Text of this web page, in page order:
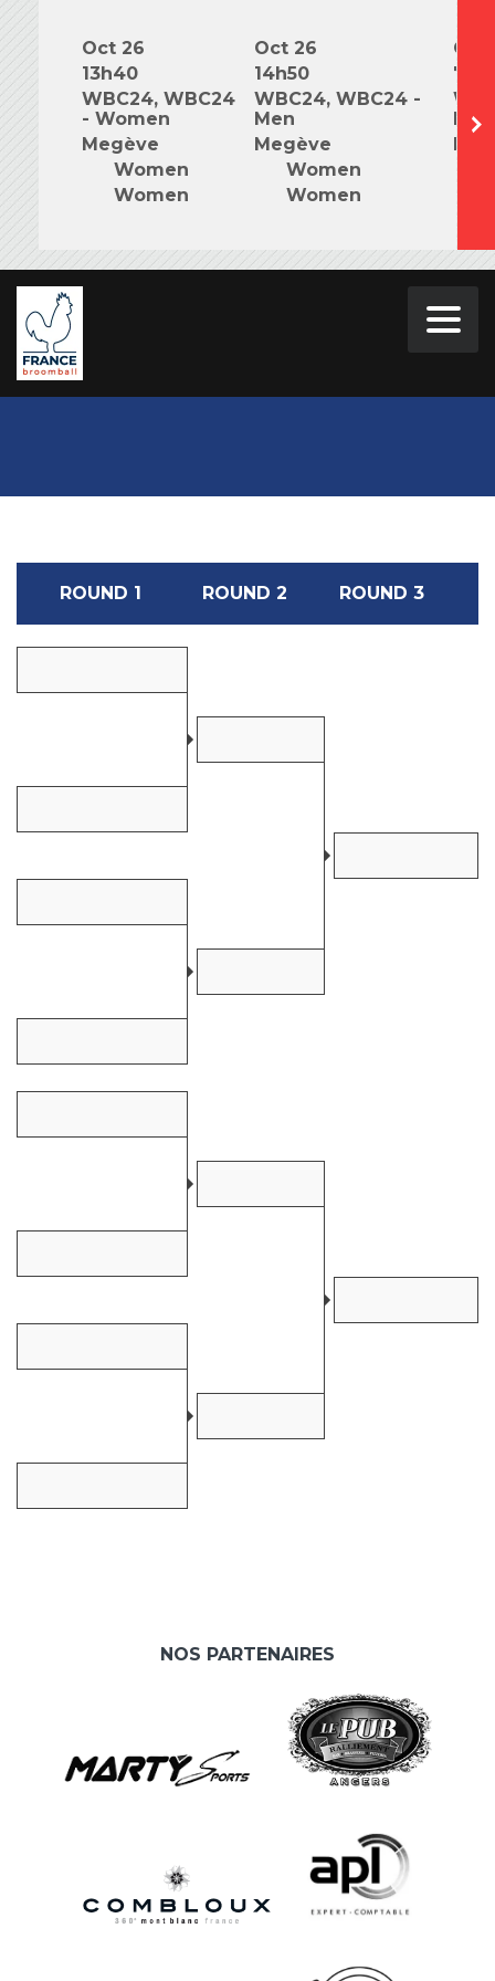
Oct 26
13h40
WBC24, WBC24
- Women
Megève
Women
Women
Oct 26
14h50
WBC24, WBC24 -
Men
Megève
Women
Women
Oct
ROUND 1 ROUND 2 ROUND 3
NOS PARTENAIRES